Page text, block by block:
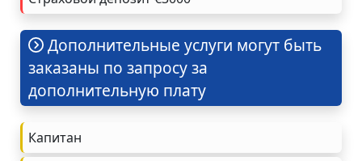
Дополнительные услуги могут быть
заказаны по запросу за
дополнительную плату
Капитан